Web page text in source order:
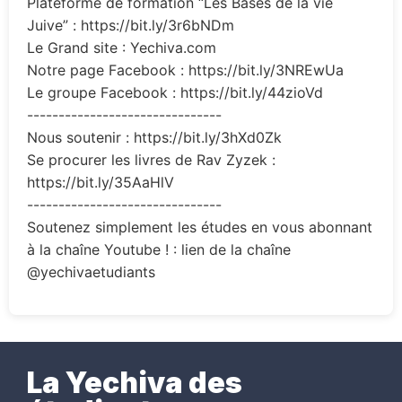
Juive” : https://bit.ly/3r6bNDm
Le Grand site : Yechiva.com
Notre page Facebook : https://bit.ly/3NREwUa
Le groupe Facebook : https://bit.ly/44zioVd
-------------------------------
Nous soutenir : https://bit.ly/3hXd0Zk
Se procurer les livres de Rav Zyzek :
https://bit.ly/35AaHlV
-------------------------------
Soutenez simplement les études en vous abonnant
à la chaîne Youtube ! : lien de la chaîne
@yechivaetudiants
La Yechiva des